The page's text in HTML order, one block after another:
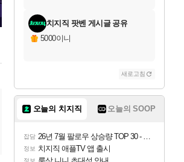
치지직 팟벤 게시글 공유
5000이니
새로고침
오늘의 치지직 오늘의 SOOP
잡담 26년 7월 팔로우 상승량 TOP 30 - 월간 치지직
정보 치지직 애플TV 앱 출시
정보